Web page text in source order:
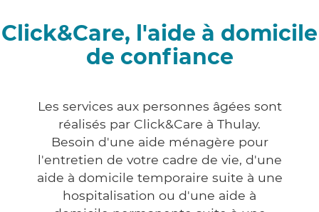
Click&Care, l'aide à domicile
de confiance
Les services aux personnes âgées sont
réalisés par Click&Care à Thulay.
Besoin d'une aide ménagère pour
l'entretien de votre cadre de vie, d'une
aide à domicile temporaire suite à une
hospitalisation ou d'une aide à